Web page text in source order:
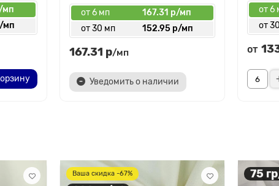
мп
мп
от 6 мп
167.31 р/мп
от 30 мп
152.95 р/мп
167.31 р/мп
Уведомить о наличии
от 6
от
от
Ваша скидка -67% 75